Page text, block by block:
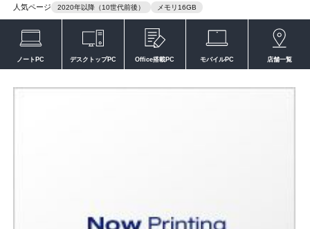
人気ページ 2020年以降（10世代前後） メモリ16GB
ノートPC デスクトップPC Office搭載PC モバイルPC 店舗一覧